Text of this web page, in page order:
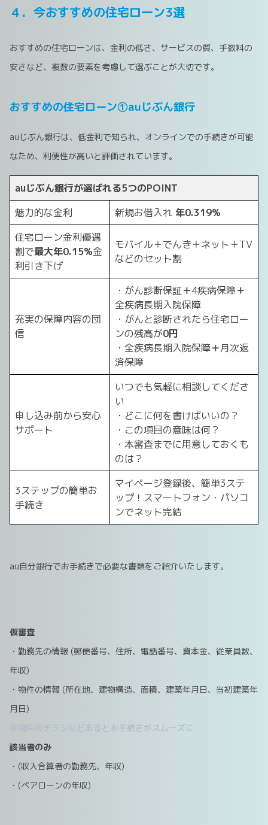
４．今おすすめの住宅ローン3選
おすすめの住宅ローンは、金利の低さ、サービスの質、手数料の
安さなど、複数の要素を考慮して選ぶことが大切です。
おすすめの住宅ローン①auじぶん銀行
auじぶん銀行は、低金利で知られ、オンラインでの手続きが可能
なため、利便性が高いと評価されています。
auじぶん銀行が選ばれる5つのPOINT
魅力的な金利
新規お借入れ 年0.319%
住宅ローン金利優遇
割で最大年0.15%金
利引き下げ
モバイル＋でんき＋ネット＋TV
などのセット割
充実の保障内容の団
信
・がん診断保証＋4疾病保障＋
全疾病長期入院保障
・がんと診断されたら住宅ロー
ンの残高が0円
・全疾病長期入院保障＋月次返
済保障
申し込み前から安心
サポート
いつでも気軽に相談してくださ
い
・どこに何を書けばいいの？
・この項目の意味は何？
・本審査までに用意しておくも
のは？
3ステップの簡単お
手続き
マイページ登録後、簡単3ステ
ップ！スマートフォン・パソコ
ンでネット完結
au自分銀行でお手続きで必要な書類をご紹介いたします。
仮審査
・勤務先の情報 (郵便番号、住所、電話番号、資本金、従業員数、
年収)
・物件の情報 (所在地、建物構造、面積、建築年月日、当初建築年
月日)
※物件のチラシなどあるとお手続きがスムーズに
該当者のみ
・(収入合算者の勤務先、年収)
・(ペアローンの年収)